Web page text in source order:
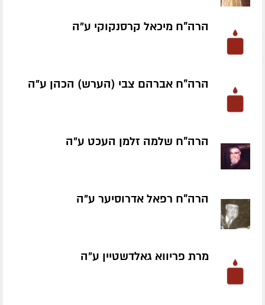
הרה"ח מיכאל קרסנקוקי ע״ה
הרה"ח אברהם צבי (הערש) הכהן ע״ה
הרה"ח שלמה זלמן העכט ע״ה
הרה"ח רפאל אדרוסיער ע״ה
מרת פריווא גאלדשטיין ע״ה